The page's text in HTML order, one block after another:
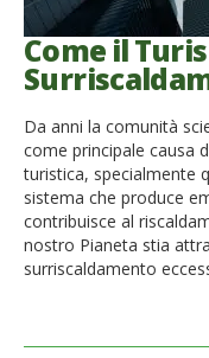
Come il
Da anni la comunità
come principale causa
turistica, specialmente
sistema che produce
contribuisce al
nostro Pianeta stia
surriscaldamento